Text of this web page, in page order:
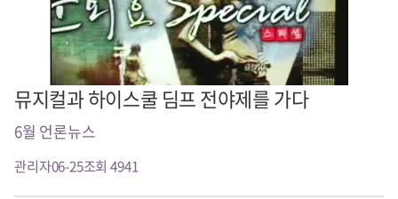
뮤지컬과 하이스쿨 딤프 전야제를 가다
6월 언론뉴스
관리자06-25조회 4941